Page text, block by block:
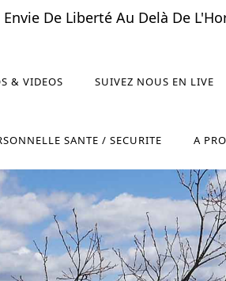
Envie De Liberté Au Delà De
& VIDEOS SUIVEZ NOUS EN LIVE
SANTE / SECURITE A